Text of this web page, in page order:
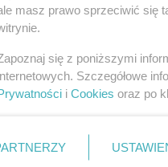
masz prawo sprzeciwić się
się z poniższymi
Szczegółowe
i Cookies oraz po